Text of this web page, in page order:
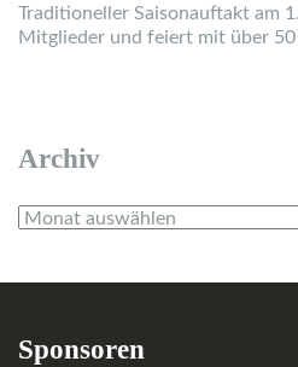
Traditioneller Saisonauftakt am
Mitglieder und feiert mit über 50
Archiv
Archiv
Sponsoren